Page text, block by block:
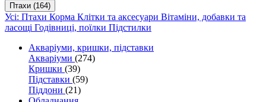
Птахи (164)
Усі: Птахи Корма Клітки та аксесуари Вітаміни, добавки та
ласощі Годівниці, поїлки Підстилки
Акваріуми, кришки, підставки
Акваріуми (274)
Кришки (39)
Підставки (59)
Піддони (21)